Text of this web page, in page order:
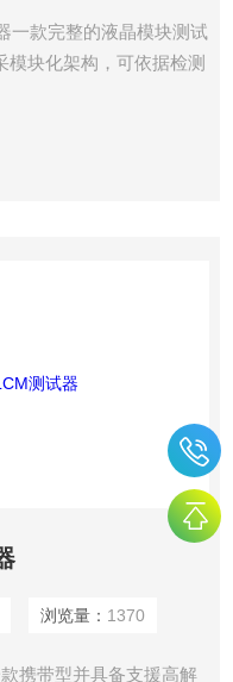
一款完整的液晶模块测试
块化架构，可依据检测
（选配）可符合各类型
浏览量： 1370
携带型并具备支援高解